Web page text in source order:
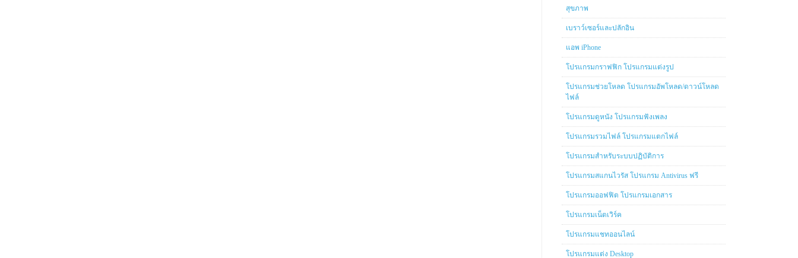
สุขภาพ
เบราว์เซอร์และปลักอิน
แอพ iPhone
โปรแกรมกราฟฟิก โปรแกรมแต่งรูป
โปรแกรมช่วยโหลด โปรแกรมอัพโหลด/ดาวน์โหลด
ไฟล์
โปรแกรมดูหนัง โปรแกรมฟังเพลง
โปรแกรมรวมไฟล์ โปรแกรมแตกไฟล์
โปรแกรมสำหรับระบบปฏิบัติการ
โปรแกรมสแกนไวรัส โปรแกรม Antivirus ฟรี
โปรแกรมออฟฟิต โปรแกรมเอกสาร
โปรแกรมเน็ตเวิร์ค
โปรแกรมแชทออนไลน์
โปรแกรมแต่ง Desktop